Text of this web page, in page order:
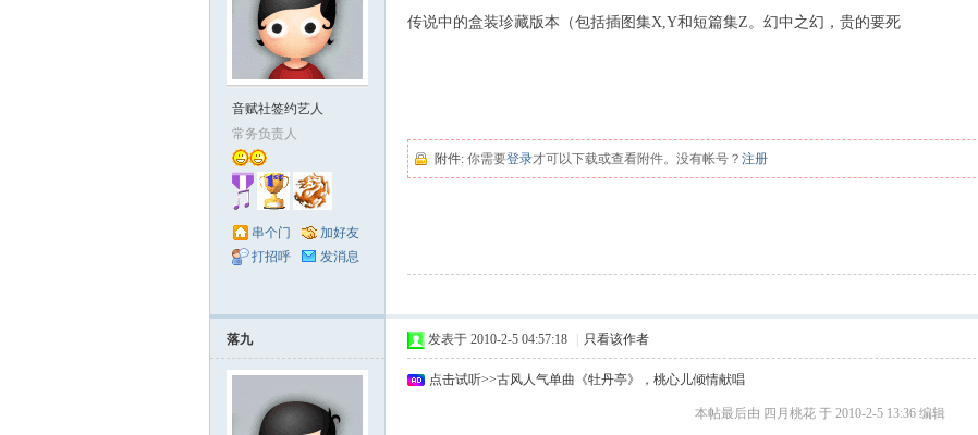
音赋社签约艺人
常务负责人
串个门
加好友
打招呼
发消息
传说中的盒装珍藏版本（包括插图集X,Y和短篇集Z。幻中之幻，贵的要死
附件: 你需要登录才可以下载或查看附件。没有帐号？ 注册
落九 发表于 2010-2-5 04:57:18 只看该作者
点击试听>>古风人气单曲《牡丹亭》，桃心儿倾情献唱
本帖最后由 四月桃花 于 2010-2-5 13:36 编辑